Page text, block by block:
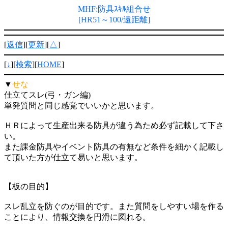
MHF:防具ｽｷﾙ組合せ
[HR51～100/遠距離]
[返信][更新][△]
[↓][検索][HOME]
▼せな
仕立てスレ(弓・ガン編)
単発質問と同じ感覚でいいかと思います。
ＨＲによって生産出来る防具が違う為ため必ず記載して下さ
い。
また課金防具やイベント防具の有無など条件を細かく記載し
て頂いた方が仕立て易いと思います。
【板の目的】
スレ乱立を防ぐのが目的です。また質問をしやすい場を作る
ことにより、情報交換を円滑に図れる。